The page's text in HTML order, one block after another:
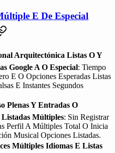
E De Especial
Arquitectónica Listas O Y
Google A O Especial: Tiempo
E O Opciones Esperadas Listas
E Instantes Segundos
Plenas Y Entradas O
Múltiples: Sin Registrar
Perfil A Múltiples Total O Inicia
Musical Opciones Listadas.
Múltiples Idiomas E Listas